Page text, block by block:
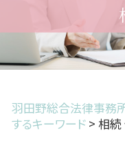
羽田野総合法律事務
するキーワード > 相